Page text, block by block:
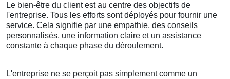
Le bien-être du client est au centre des objectifs de
l'entreprise. Tous les efforts sont déployés pour fournir une
service. Cela signifie par une empathie, des conseils
personnalisés, une information claire et un assistance
constante à chaque phase du déroulement.
L'entreprise ne se perçoit pas simplement comme un